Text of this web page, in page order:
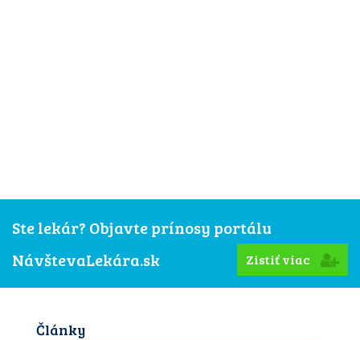
Ste lekár? Objavte prínosy portálu
NávštevaLekára.sk
Zistiť viac
Články